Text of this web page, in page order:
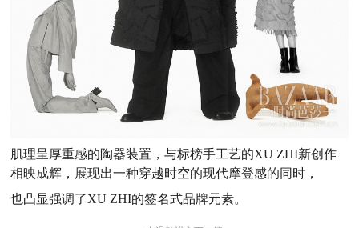
肌理呈厚重感的陶器装置，与标榜手工艺的XU ZHI新创作
相映成辉，展现出一种穿越时空的现代摩登感的同时，
也凸显强调了XU ZHI的签名式品牌元素。